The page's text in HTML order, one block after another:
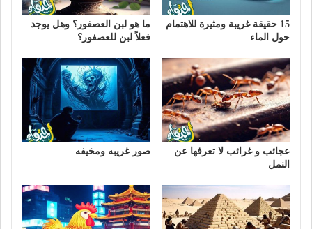
15 حقيقة غريبة ومثيرة للاهتمام
حول الماء
ما هو لبن العصفور؟ وهل يوجد
فعلاً لبن للعصفور؟
عجائب و غرائب لا تعرفها عن
النمل
صور غريبه ومخيفه